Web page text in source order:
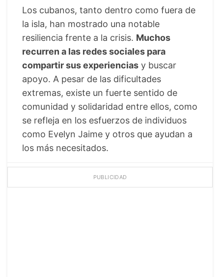
Los cubanos, tanto dentro como fuera de
la isla, han mostrado una notable
resiliencia frente a la crisis. Muchos
recurren a las redes sociales para
compartir sus experiencias y buscar
apoyo. A pesar de las dificultades
extremas, existe un fuerte sentido de
comunidad y solidaridad entre ellos, como
se refleja en los esfuerzos de individuos
como Evelyn Jaime y otros que ayudan a
los más necesitados.
PUBLICIDAD